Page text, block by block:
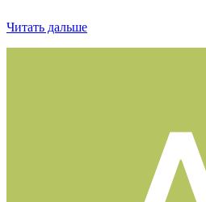
Читать дальше